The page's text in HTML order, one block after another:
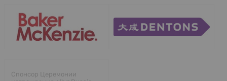
Спонсор Церемонии